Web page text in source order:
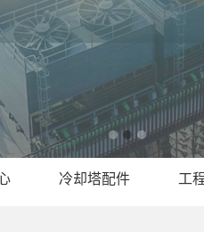
冷却塔配件 工